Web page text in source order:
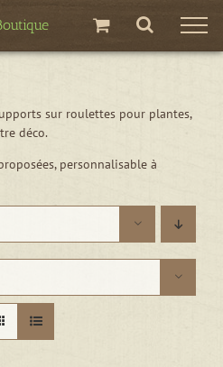
sur roulettes pour plantes,
déco.
personnalisable à